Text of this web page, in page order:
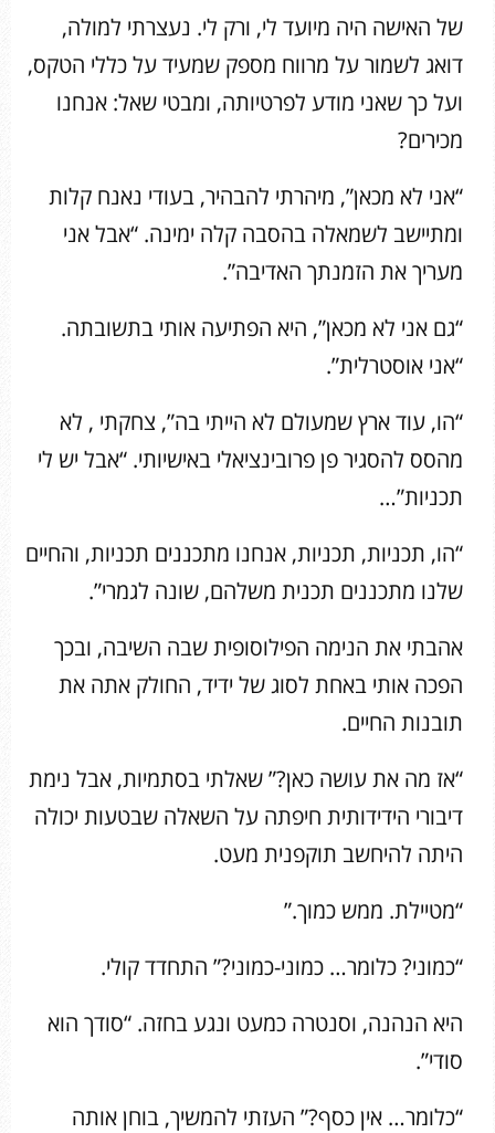
של האישה היה מיועד לי, ורק לי. נעצרתי למולה,
דואג לשמור על מרווח מספק שמעיד על כללי הטקס,
ועל כך שאני מודע לפרטיותה, ומבטי שאל: אנחנו
מכירים?
“אני לא מכאן”, מיהרתי להבהיר, בעודי נאנח קלות
ומתיישב לשמאלה בהסבה קלה ימינה. “אבל אני
מעריך את הזמנתך האדיבה”.
“גם אני לא מכאן”, היא הפתיעה אותי בתשובתה.
“אני אוסטרלית”.
“הו, עוד ארץ שמעולם לא הייתי בה”, צחקתי , לא
מהסס להסגיר פן פרובינציאלי באישיותי. “אבל יש לי
תכניות”…
“הו, תכניות, תכניות, אנחנו מתכננים תכניות, והחיים
שלנו מתכננים תכנית משלהם, שונה לגמרי”.
אהבתי את הנימה הפילוסופית שבה השיבה, ובכך
הפכה אותי באחת לסוג של ידיד, החולק אתה את
תובנות החיים.
“אז מה את עושה כאן?” שאלתי בסתמיות, אבל נימת
דיבורי הידידותית חיפתה על השאלה שבטעות יכולה
היתה להיחשב תוקפנית מעט.
“מטיילת. ממש כמוך.”
“כמוני? כלומר… כמוני-כמוני?” התחדד קולי.
היא הנהנה, וסנטרה כמעט ונגע בחזה. “סודך הוא
סודי”.
“כלומר… אין כסף?” העזתי להמשיך, בוחן אותה